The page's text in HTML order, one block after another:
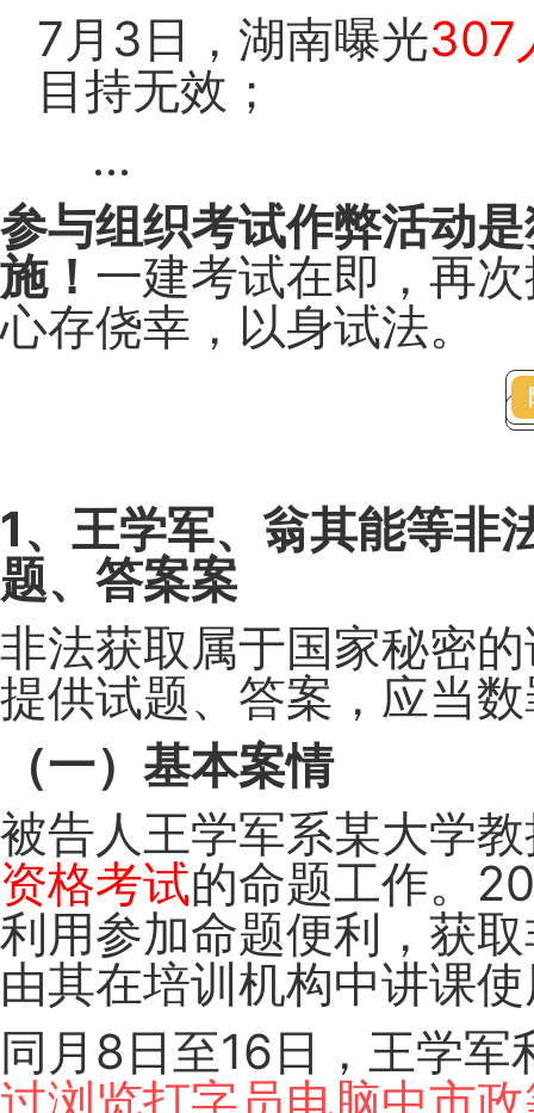
7月3日，湖南曝光307
目持无效；
...
参与组织考试作弊活动
施！ 一建考试在即，再
心存侥幸，以身试法。
1、王学军、翁其能等非
题、答案案
非法获取属于国家秘密
提供试题、答案，应当
（一）基本案情
被告人王学军系某大学
资格考试的命题工作。
利用参加命题便利，获
由其在培训机构中讲课
同月8日至16日，王学